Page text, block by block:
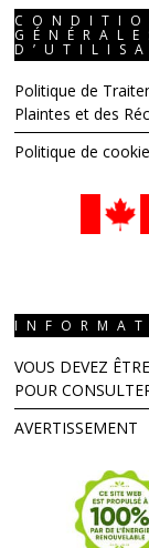
Politique de
Plaintes et des
Politique de
VOUS DEVEZ
POUR
AVERTISSEMENT